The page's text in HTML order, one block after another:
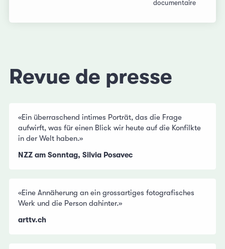
documentaire
Revue de presse
«Ein überraschend intimes Porträt, das die Frage
aufwirft, was für einen Blick wir heute auf die Konfilkte
in der Welt haben.»
NZZ am Sonntag, Silvia Posavec
«Eine Annäherung an ein grossartiges fotografisches
Werk und die Person dahinter.»
arttv.ch